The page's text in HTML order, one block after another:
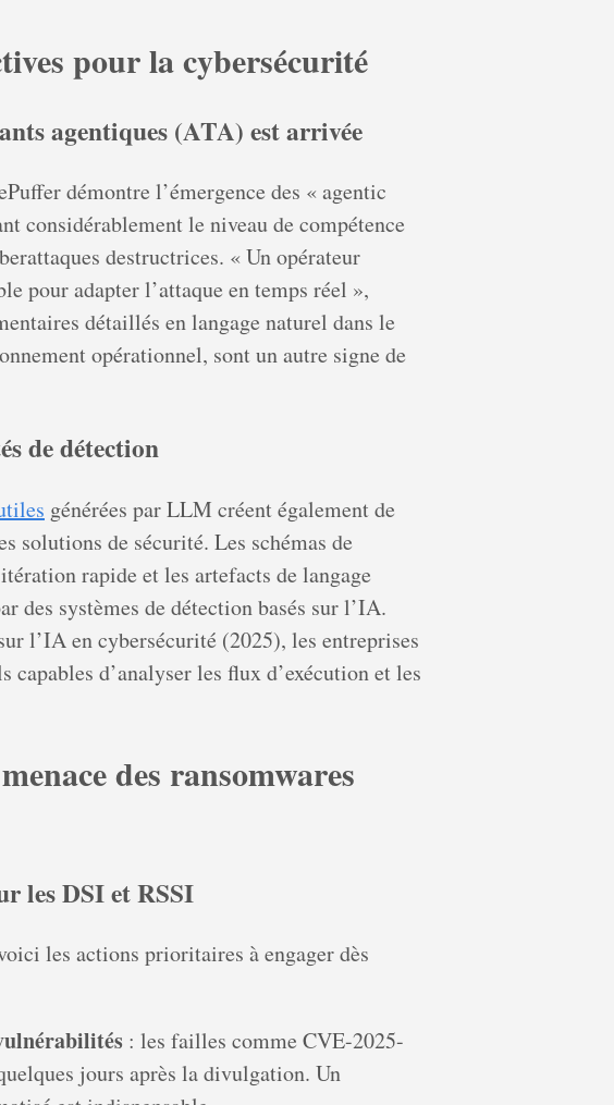
pour la cybersécurité
agentiques (ATA) est arrivée
démontre l’émergence des « agentic
considérablement le niveau de compétence
destructrices. « Un opérateur
pour adapter l’attaque en temps réel »,
détaillés en langage naturel dans le
opérationnel, sont un autre signe de
de détection
générées par LLM créent également de
solutions de sécurité. Les schémas de
rapide et les artefacts de langage
des systèmes de détection basés sur l’IA.
l’IA en cybersécurité (2025), les entreprises
d’analyser les flux d’exécution et les
des ransomwares
les DSI et RSSI
les actions prioritaires à engager dès
: les failles comme CVE-2025-
jours après la divulgation. Un